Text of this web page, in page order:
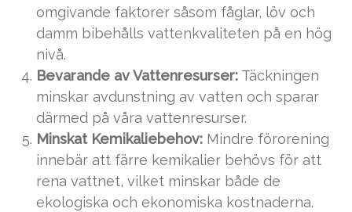
omgivande faktorer såsom fåglar, löv och
damm bibehålls vattenkvaliteten på en hög
nivå.
Bevarande av Vattenresurser: Täckningen
minskar avdunstning av vatten och sparar
därmed på våra vattenresurser.
Minskat Kemikaliebehov: Mindre förorening
innebär att färre kemikalier behövs för att
rena vattnet, vilket minskar både de
ekologiska och ekonomiska kostnaderna.